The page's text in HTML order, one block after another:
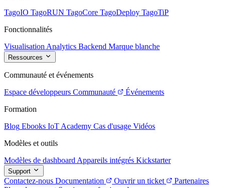
TagoIO TagoRUN TagoCore TagoDeploy TagoTiP
Fonctionnalités
Visualisation Analytics Backend Marque blanche
Ressources
Communauté et événements
Espace développeurs Communauté
Événements
Formation
Blog Ebooks IoT Academy Cas d'usage Vidéos
Modèles et outils
Modèles de dashboard Appareils intégrés Kickstarter
Support
Contactez-nous Documentation Ouvrir un ticket
Partenaires